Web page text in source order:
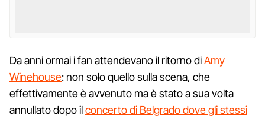
Da anni ormai i fan attendevano il ritorno diAmy
Winehouse: non solo quello sulla scena, che
effettivamente è avvenuto ma è stato a sua volta
annullato dopo ilconcerto di Belgrado dove gli stessi